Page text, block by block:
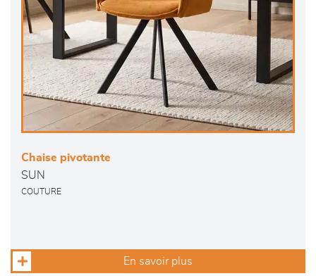
Chaise pivotante
SUN
COUTURE
En savoir plus